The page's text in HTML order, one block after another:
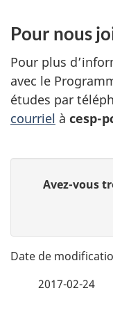
Pour nous
Pour plus
avec le
études par
courriel à cesp-
t
a
n
Avez-vous
2017-02-24